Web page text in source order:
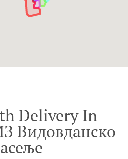
Delivery In
Видовданско